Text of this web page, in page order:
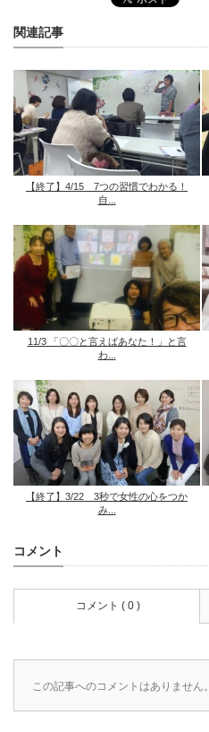
関連記事
【終了】4/15 7つの習慣でわかる！
自...
11/3 「〇〇と言えばあなた！」と言
わ...
【終了】3/22 3秒で女性の心をつか
み...
コメント
コメント ( 0 )
この記事へのコメントはありません。